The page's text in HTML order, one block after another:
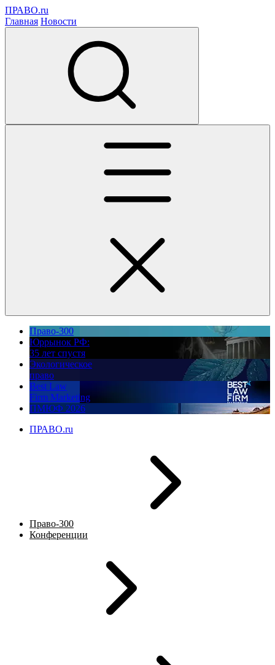
ПРАВО.ru
Главная Новости
Право-300
Юррынок РФ:
35 лет спустя
Экологическое
право
Best Law
Firm Marketing
ПМЮФ 2026
ПРАВО.ru
Право-300
Конференции